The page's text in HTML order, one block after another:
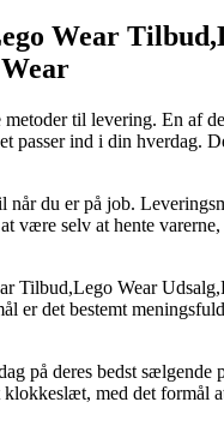
Wear
til levering. En af
passer ind i din hverdag.
du er på job.
være selv at hente
Tilbud,Lego Wear
det bestemt
på deres bedst
med det formål